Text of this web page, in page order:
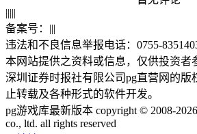
|||||
备案号： |||
违法和不良信息举报电话：0755-
本网站提供之资料或信息，仅供投资者
深圳证券时报社有限公司pg直营网的版
止转载及各种形式的软件开发。
pg游戏库最新版本 copyright © 2008-2026
co., ltd. all rights reserved